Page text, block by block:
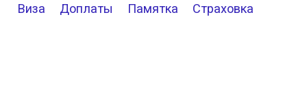
Виза Доплаты Памятка Страховка